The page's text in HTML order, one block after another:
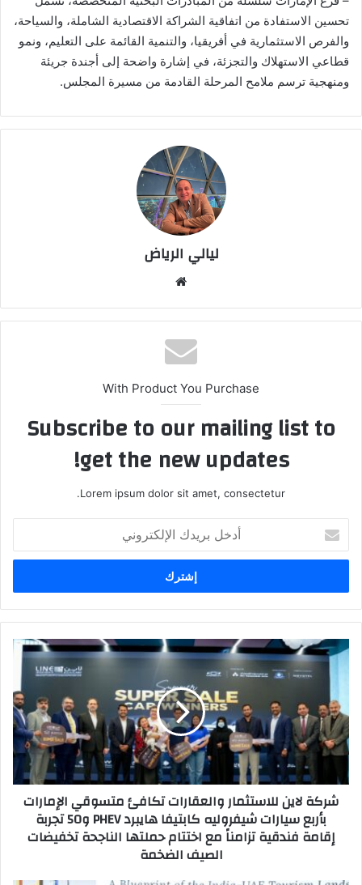
تحسين الاستفادة من اتفاقية الشراكة الاقتصادية الشاملة، والسياحة،
والفرص الاستثمارية في أفريقيا، والتنمية القائمة على التعليم، ونمو
قطاعي الاستهلاك والتجزئة، في إشارة واضحة إلى أجندة جريئة
ومنهجية ترسم ملامح المرحلة القادمة من مسيرة المجلس.
ليالي الرياض
الوي
ب
With Product You Purchase
Subscribe to our mailing list to
get the new updates!
Lorem ipsum dolor sit amet, consectetur.
خ
ب
ر
د
إ
ل
ك
ر
ش
ل
ا
ي
ل
شركة لاين للاستثمار والعقارات تكافئ متسوقي الإمارات
بأربع سيارات شيفروليه كابتيفا هايبرد PHEV و50 تجربة
إقامة فندقية تزامناً مع اختتام حملتها الناجحة تخفيضات
الصيف الضخمة